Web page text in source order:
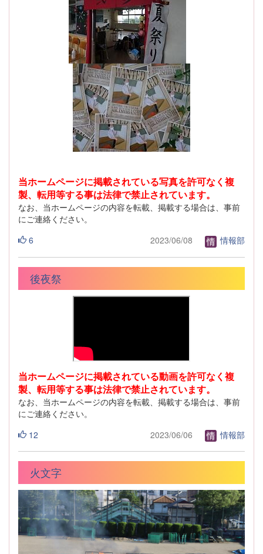
当ホームページに掲載されている写真を許可なく複
製、転用等する事は法律で禁止されています。
なお、当ホームページの内容を転載、掲載する場合は、事前
にご連絡ください。
6
2023/06/08 情報部
後夜祭
当ホームページに掲載されている動画を許可なく複
製、転用等する事は法律で禁止されています。
なお、当ホームページの内容を転載、掲載する場合は、事前
にご連絡ください。
12
2023/06/06 情報部
火文字